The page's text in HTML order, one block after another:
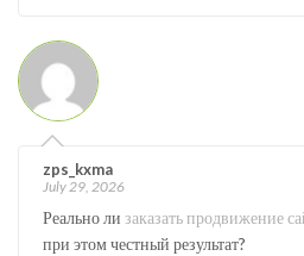
zps_kxma
July 29, 2026
Реально ли заказать продвижение
при этом честный результат?